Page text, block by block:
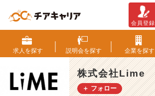
場
価
値
と
人
間
会員登録
求人を探す 説明会を探す 企業を探す
株式会社Lime
＋ フォロー